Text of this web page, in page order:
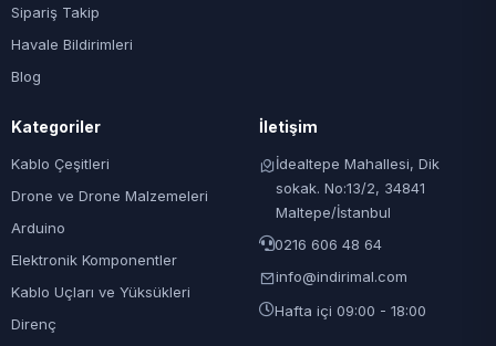
Sipariş Takip
Havale Bildirimleri
Blog
Kategoriler
Kablo Çeşitleri
Drone ve Drone Malzemeleri
Arduino
Elektronik Komponentler
Kablo Uçları ve Yüksükleri
Direnç
İletişim
İdealtepe Mahallesi, Dik
sokak. No:13/2, 34841
Maltepe/İstanbul
0216 606 48 64
info@indirimal.com
Hafta içi 09:00 - 18:00